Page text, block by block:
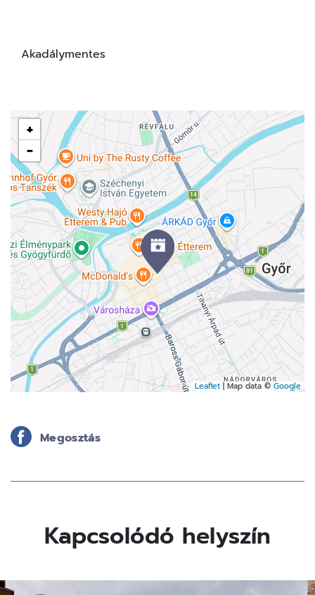
Akadálymentes
+
−
Leaflet | Map data © Google
Megosztás
Kapcsolódó helyszín